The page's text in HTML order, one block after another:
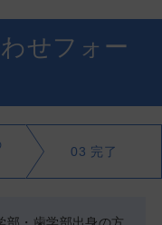
せフォー
03 完了